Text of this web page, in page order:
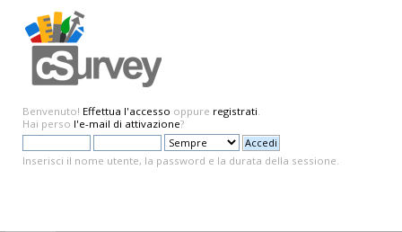
Benvenuto! Effettua l'accesso oppure registrati.
Hai perso l'e-mail di attivazione?
Inserisci il nome utente, la password e la durata della sessione.